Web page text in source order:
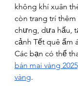
không khí xuân
còn trang trí
chưng, dưa hấu,
cảnh Tết quê ấm
Các bạn có thể
bán mai vàng
vàng.